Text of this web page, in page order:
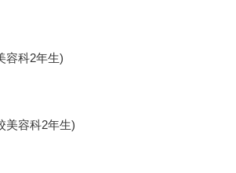
容科2年生)
美容科2年生)